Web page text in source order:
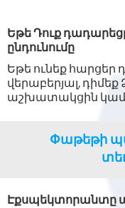
Եթե Դուք
ընդունումը
Եթե ունեք հարցեր
վերաբերյալ,
աշխատակցին կամ
Փաթեթի
Էքսպեկտորանտը